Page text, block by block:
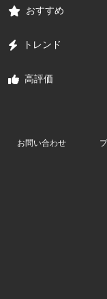
おすすめ
トレンド
高評価
お問い合わせ